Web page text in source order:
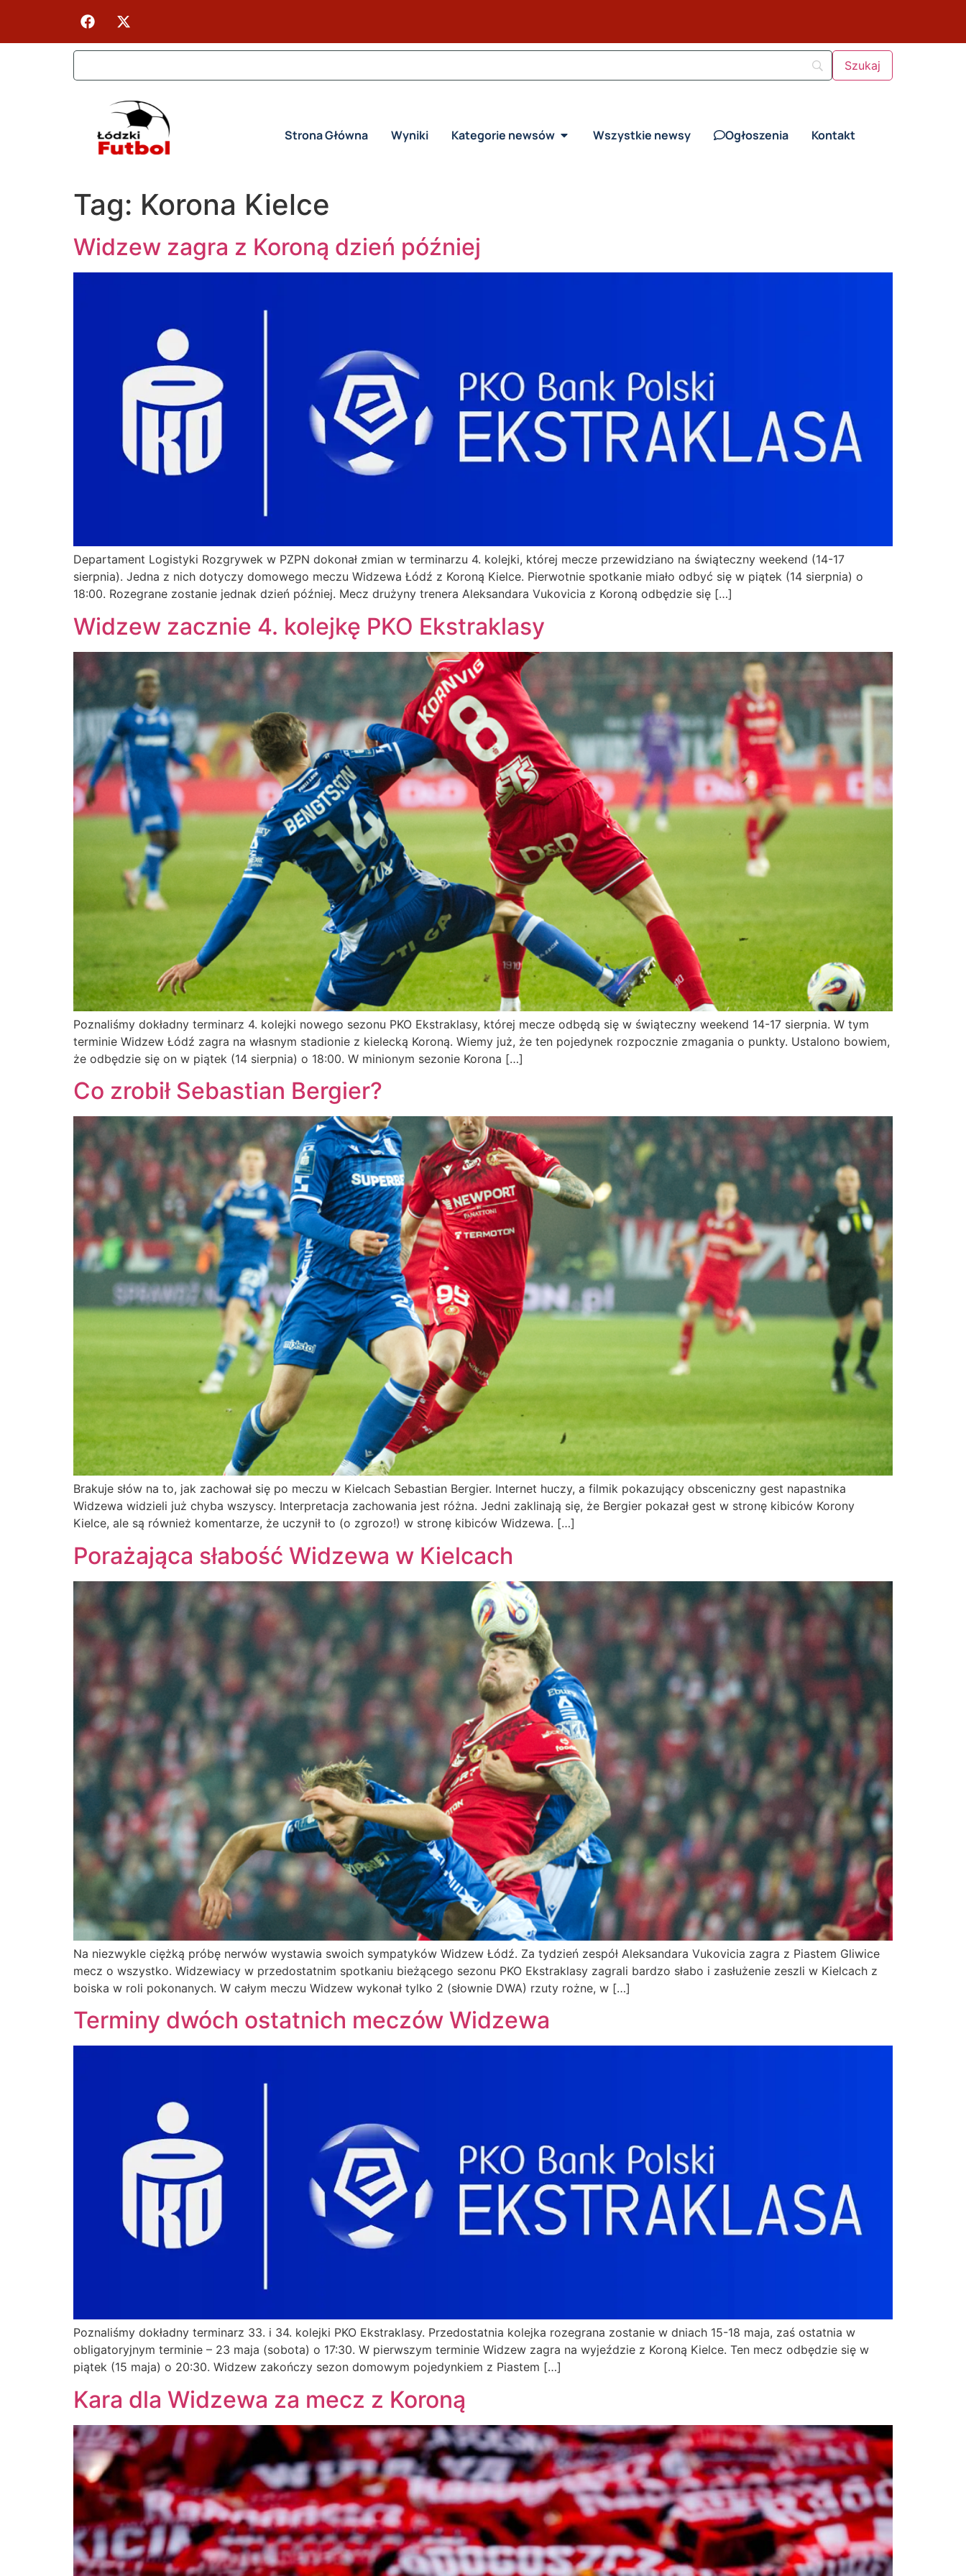
Strona Główna Wyniki Kategorie newsów Wszystkie newsy Ogłoszenia Kontakt
Tag: Korona Kielce
Widzew zagra z Koroną dzień później
Departament Logistyki Rozgrywek w PZPN dokonał zmian w terminarzu 4. kolejki, której mecze przewidziano na świąteczny weekend (14-17
sierpnia). Jedna z nich dotyczy domowego meczu Widzewa Łódź z Koroną Kielce. Pierwotnie spotkanie miało odbyć się w piątek (14 sierpnia) o
18:00. Rozegrane zostanie jednak dzień później. Mecz drużyny trenera Aleksandara Vukovicia z Koroną odbędzie się […]
Widzew zacznie 4. kolejkę PKO Ekstraklasy
Poznaliśmy dokładny terminarz 4. kolejki nowego sezonu PKO Ekstraklasy, której mecze odbędą się w świąteczny weekend 14-17 sierpnia. W tym
terminie Widzew Łódź zagra na własnym stadionie z kielecką Koroną. Wiemy już, że ten pojedynek rozpocznie zmagania o punkty. Ustalono bowiem,
że odbędzie się on w piątek (14 sierpnia) o 18:00. W minionym sezonie Korona […]
Co zrobił Sebastian Bergier?
Brakuje słów na to, jak zachował się po meczu w Kielcach Sebastian Bergier. Internet huczy, a filmik pokazujący obsceniczny gest napastnika
Widzewa widzieli już chyba wszyscy. Interpretacja zachowania jest różna. Jedni zaklinają się, że Bergier pokazał gest w stronę kibiców Korony
Kielce, ale są również komentarze, że uczynił to (o zgrozo!) w stronę kibiców Widzewa. […]
Porażająca słabość Widzewa w Kielcach
Na niezwykle ciężką próbę nerwów wystawia swoich sympatyków Widzew Łódź. Za tydzień zespół Aleksandara Vukovicia zagra z Piastem Gliwice
mecz o wszystko. Widzewiacy w przedostatnim spotkaniu bieżącego sezonu PKO Ekstraklasy zagrali bardzo słabo i zasłużenie zeszli w Kielcach z
boiska w roli pokonanych. W całym meczu Widzew wykonał tylko 2 (słownie DWA) rzuty rożne, w […]
Terminy dwóch ostatnich meczów Widzewa
Poznaliśmy dokładny terminarz 33. i 34. kolejki PKO Ekstraklasy. Przedostatnia kolejka rozegrana zostanie w dniach 15-18 maja, zaś ostatnia w
obligatoryjnym terminie – 23 maja (sobota) o 17:30. W pierwszym terminie Widzew zagra na wyjeździe z Koroną Kielce. Ten mecz odbędzie się w
piątek (15 maja) o 20:30. Widzew zakończy sezon domowym pojedynkiem z Piastem […]
Kara dla Widzewa za mecz z Koroną